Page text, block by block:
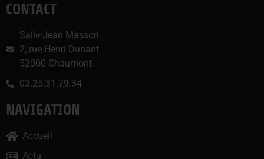
CONTACT
Salle Jean Masson
2, rue Henri Dunant
52000 Chaumont
03.25.31.79.34
NAVIGATION
Accueil
Actu